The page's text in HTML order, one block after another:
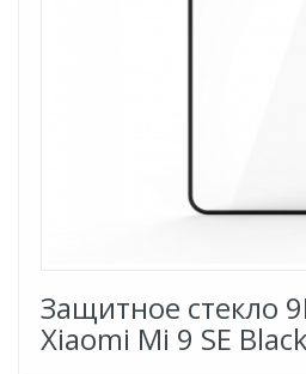
Защитное стекло
Xiaomi Mi 9 SE